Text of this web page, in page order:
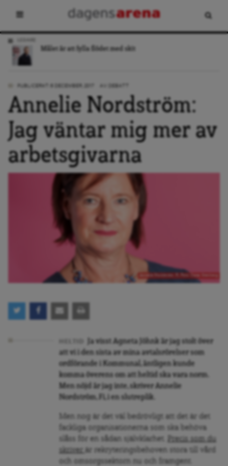
Målet är att fylla flödet med skit
Annelie Nordström:
Jag väntar mig mer av
arbetsgivarna
Ja visst Agneta Jöhnk är jag stolt över
att vi i den sista av mina avtalsrörelser som
ordförande i Kommunal, äntligen kunde
komma överens om att heltid ska vara norm.
Men nöjd är jag inte, skriver Annelie
Nordström, Fi, i en slutreplik.
Men nog är det väl bedrövligt att det är det
fackliga organisationerna som ska behöva
slåss för en sådan självklarhet.
Precis som du
skriver
är rekryteringsbehoven stora till vård
och omsorgssektorn nu och framgent.